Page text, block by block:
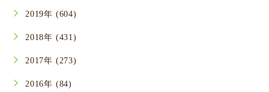
2019年 (604)
2018年 (431)
2017年 (273)
2016年 (84)